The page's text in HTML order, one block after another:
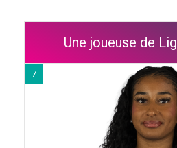
Une joueuse de
7